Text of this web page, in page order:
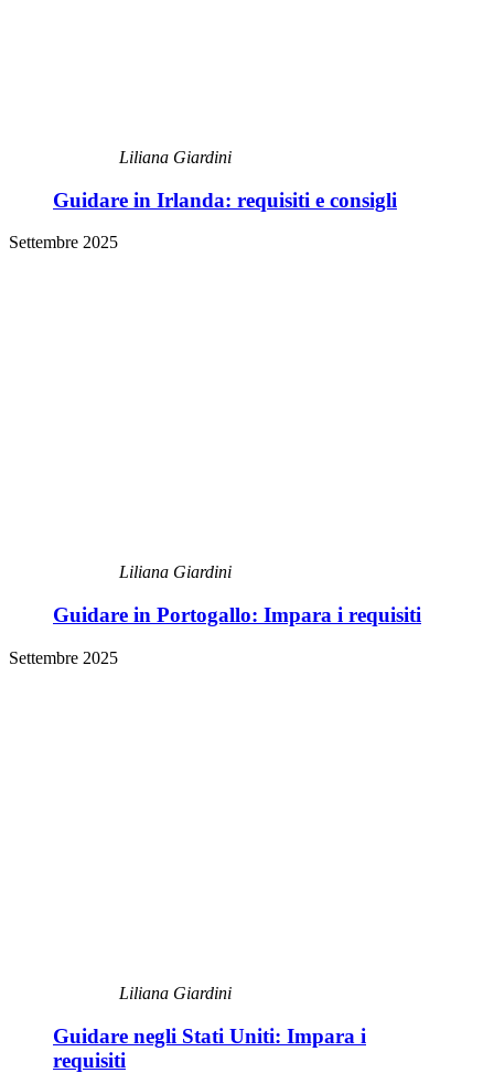
Liliana Giardini
Guidare in Irlanda: requisiti e consigli
Settembre 2025
Liliana Giardini
Guidare in Portogallo: Impara i requisiti
Settembre 2025
Liliana Giardini
Guidare negli Stati Uniti: Impara i
requisiti